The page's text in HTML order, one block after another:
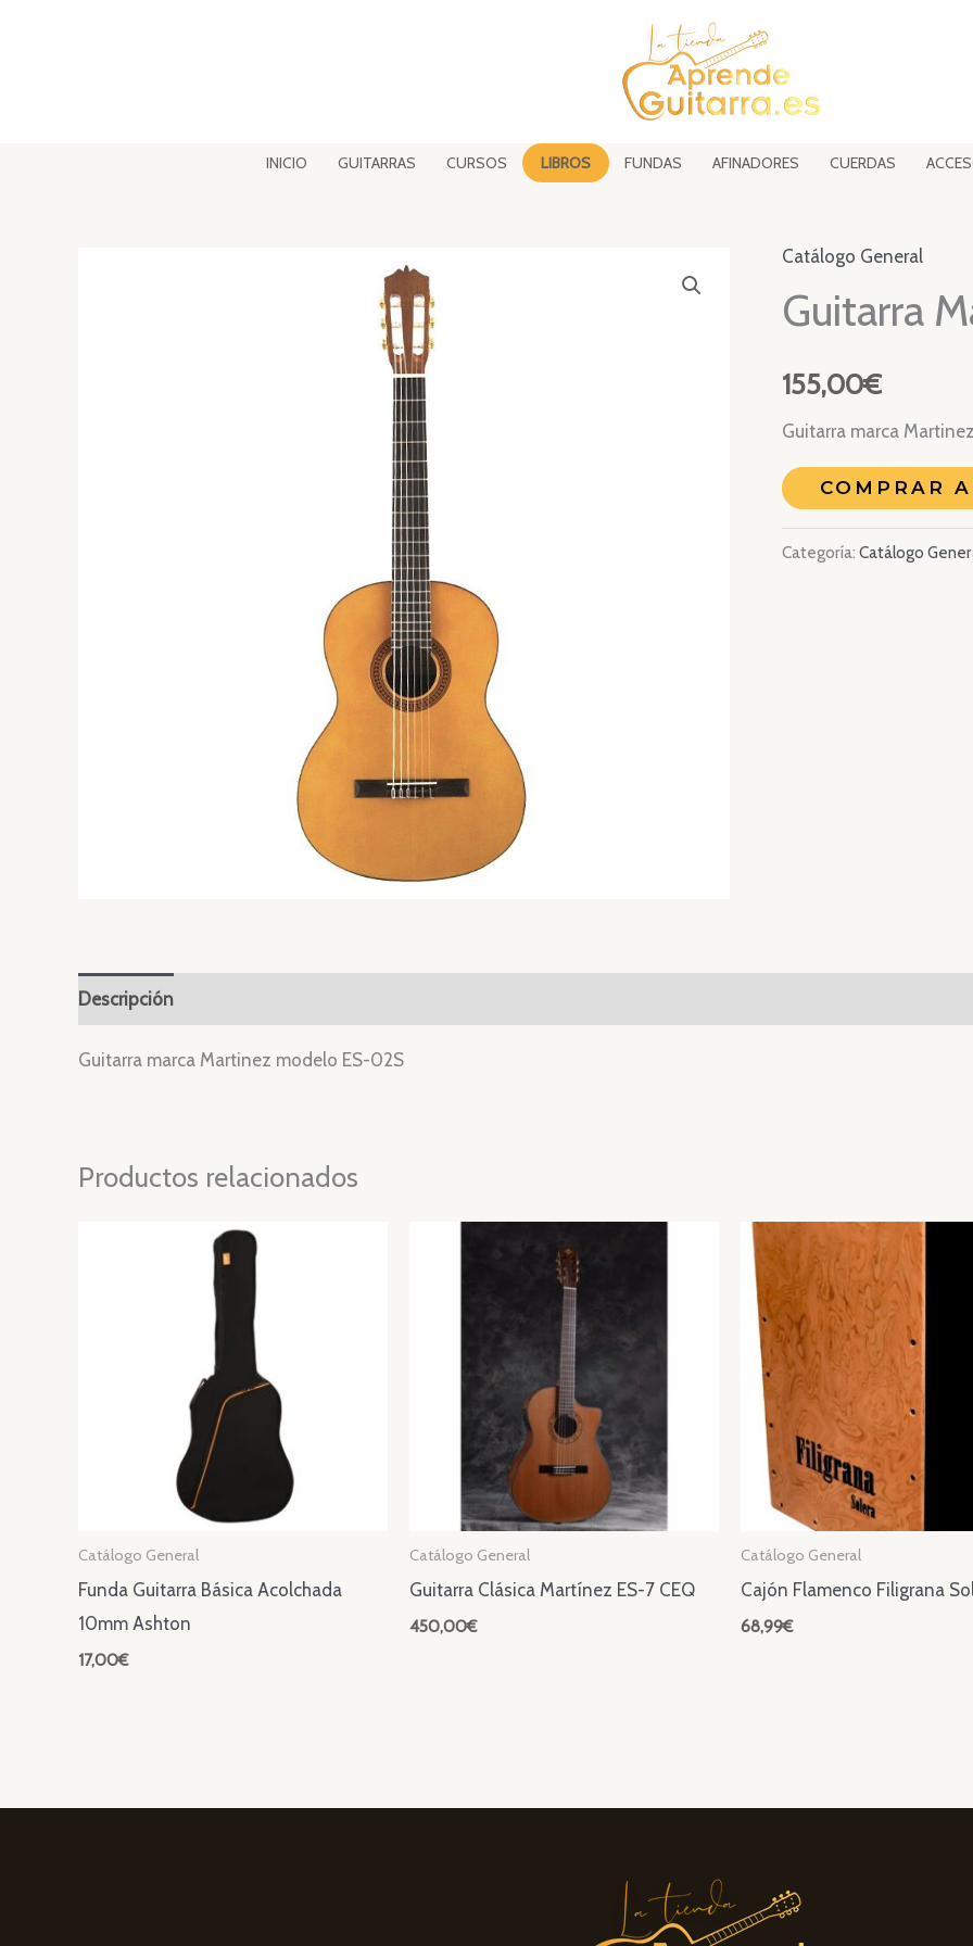
INICIO GUITARRAS CURSOS LIBROS FUNDAS AFINADORES CUERDAS
Catálogo General
Guitarra
155,00€
Guitarra marca
COMPRAR
Categoría: Catálogo
Descripción
Guitarra marca Martinez modelo ES-02S
Productos relacionados
Catálogo General
Funda Guitarra Básica Acolchada
10mm Ashton
17,00€
Catálogo General
Guitarra Clásica Martínez ES-7 CEQ
450,00€
Catálogo General
Cajón Flamenco Filigrana
68,99€